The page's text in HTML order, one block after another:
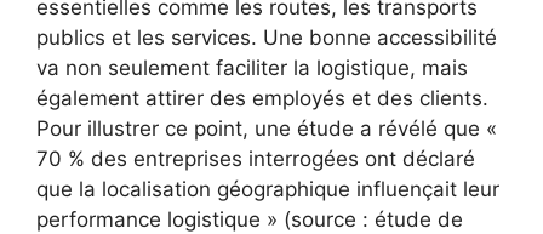
essentielles comme les routes, les transports
publics et les services. Une bonne accessibilité
va non seulement faciliter la logistique, mais
également attirer des employés et des clients.
Pour illustrer ce point, une étude a révélé que «
70 % des entreprises interrogées ont déclaré
que la localisation géographique influençait leur
performance logistique » (source : étude de